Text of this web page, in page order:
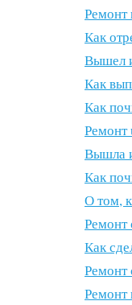
Ремонт
Как
Вышел
Как
Как
Ремонт
Вышла
Как
О том,
Ремонт
Как
Ремонт
Ремонт